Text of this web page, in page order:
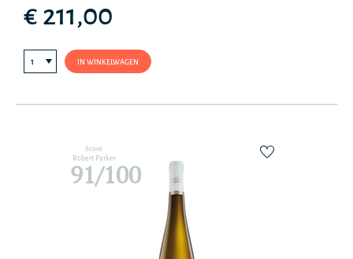
€ 211,00
IN WINKELWAGEN
Score
Robert Parker
91/100